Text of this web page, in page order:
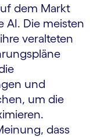
dem Markt
AI. Die meisten
veralteten
und
um die
dass